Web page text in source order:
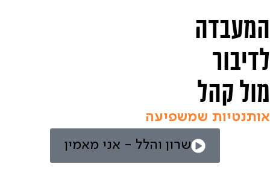
המעבדה
לדיבור
מול קהל
אותנטיות שמשפיעה
שרון והלל - אני מאמין